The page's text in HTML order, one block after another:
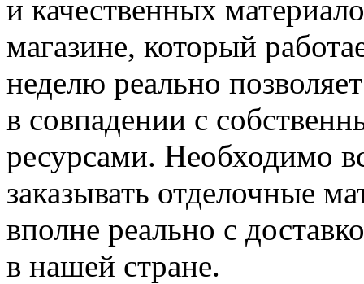
и качественных
магазине, который
неделю реально
в совпадении с
ресурсами. Необходимо
заказывать отделочные
вполне реально с
в нашей стране.